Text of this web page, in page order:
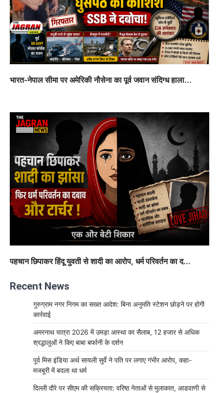
भारत-नेपाल सीमा पर अमेरिकी नौसेना का पूर्व जवान संदिग्ध हाला...
पहचान छिपाकर हिंदू युवती से शादी का आरोप, धर्म परिवर्तन का द...
Recent News
गुरुग्राम नगर निगम का सख्त आदेश: बिना अनुमति स्टेशन छोड़ने पर होगी
कार्रवाई
अमरनाथ यात्रा 2026 में उमड़ा आस्था का सैलाब, 12 हजार से अधिक
श्रद्धालुओं ने किए बाबा बर्फानी के दर्शन
पूर्व मिस इंडिया अर्थ सायली सुर्वे ने पति पर लगाए गंभीर आरोप, कहा-
मजबूरी में बदला था धर्म
दिल्ली दौरे पर सीएम की सक्रियता: वरिष्ठ नेताओं से मुलाकात, आडवाणी से